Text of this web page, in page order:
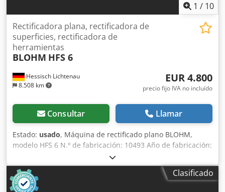
1 / 10
Hessisch Lichtenau
8.508 km
Rectificadora plana, rectificadora de
superficies, rectificadora de
herramientas
BLOHM HFS 6
EUR 4.800
precio fijo IVA no incluído
Consultar Llamar
Estado: usado, Máquina de rectificado plano BLOHM,
modelo HFS 6 N.º de fabricación: 10493 Año de fabricación:
1973 Plato de sujeción electromagnético de 600 x 300 mm
Longitud de rectificado: 600 mm Anchura de rectificado:
400 mm Recorrido longitudinal de la mesa: máx. 650 mm
Recorrido transversal: 350 mm Distancia entre el centro
Clasificado